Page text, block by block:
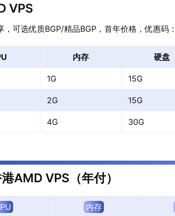
VPS
，可选优质BGP/精品BGP，首年价格，优惠码：
内存 硬盘
1G 15G
2G 15G
4G 30G
AMD VPS（年付）
内存